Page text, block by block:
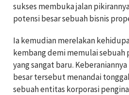
sukses membuka jalan
potensi besar sebuah bisnis
Ia kemudian merelakan
kembang demi memulai sebuah
yang sangat baru.
besar tersebut menandai
sebuah entitas korporasi